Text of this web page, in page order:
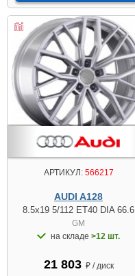
АРТИКУЛ:566217
AUDI A128
8.5x19 5/112 ET40 DIA 66.6
GM
на складе >12 шт.
21 803 ₽ / диск